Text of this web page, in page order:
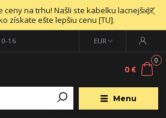
na trhu! Našli ste kabelku lacnejšie?
získate ešte lepšiu cenu [TU].
Menu
EUR
16
0
0 €